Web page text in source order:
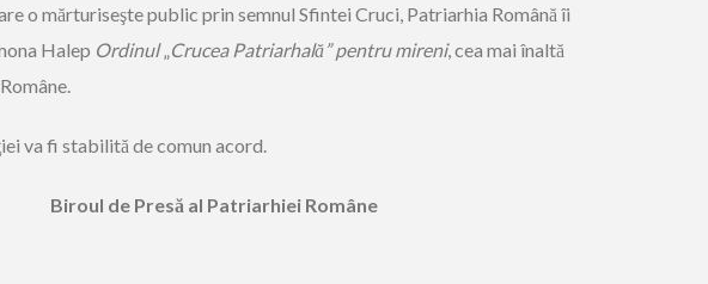
o mărturiseşte public prin semnul Sfintei Cruci, Patriarhia Română îi
Halep Ordinul Crucea Patriarhală” pentru mireni, cea mai înaltă
va fi stabilită de comun acord.
Biroul de Presă al Patriarhiei Române